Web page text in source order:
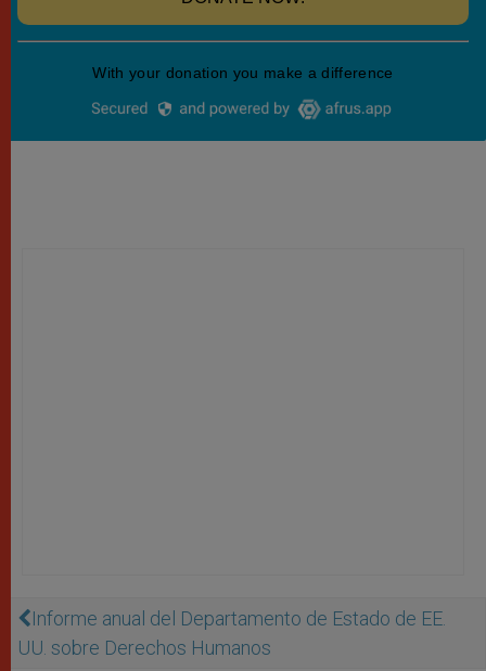
Informe anual del Departamento de Estado de EE.
UU. sobre Derechos Humanos